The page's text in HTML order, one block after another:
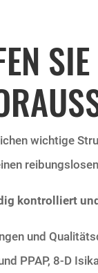
wichtige
kontrolliert
und
PPAP, 8-D